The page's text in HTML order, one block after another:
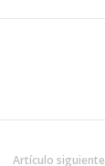
Artículo siguiente